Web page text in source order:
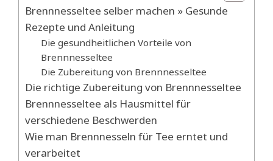
Brennnesseltee selber machen » Gesunde
Rezepte und Anleitung
Die gesundheitlichen Vorteile von
Brennnesseltee
Die Zubereitung von Brennnesseltee
Die richtige Zubereitung von Brennnesseltee
Brennnesseltee als Hausmittel für
verschiedene Beschwerden
Wie man Brennnesseln für Tee erntet und
verarbeitet